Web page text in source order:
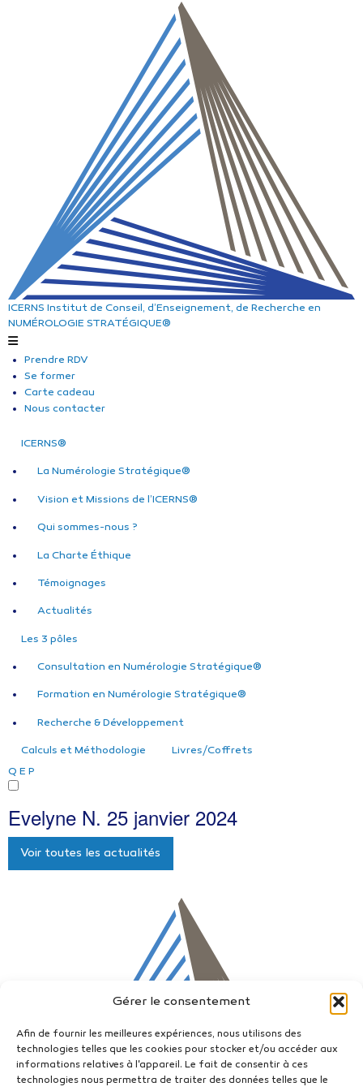
Gérer le consentement
Afin de fournir les meilleures expériences, nous utilisons des
technologies telles que les cookies pour stocker et/ou accéder aux
informations relatives à l'appareil. Le fait de consentir à ces
technologies nous permettra de traiter des données telles que le
ICERNS Institut de Conseil, d’Enseignement, de Recherche en
NUMÉROLOGIE STRATÉGIQUE®
Prendre RDV
Se former
Carte cadeau
Nous contacter
ICERNS®
La Numérologie Stratégique®
Vision et Missions de l’ICERNS®
Qui sommes-nous ?
La Charte Éthique
Témoignages
Actualités
Les 3 pôles
Consultation en Numérologie Stratégique®
Formation en Numérologie Stratégique®
Recherche & Développement
Calculs et Méthodologie
Livres/Coffrets
Q E P
Evelyne N. 25 janvier 2024
Voir toutes les actualités